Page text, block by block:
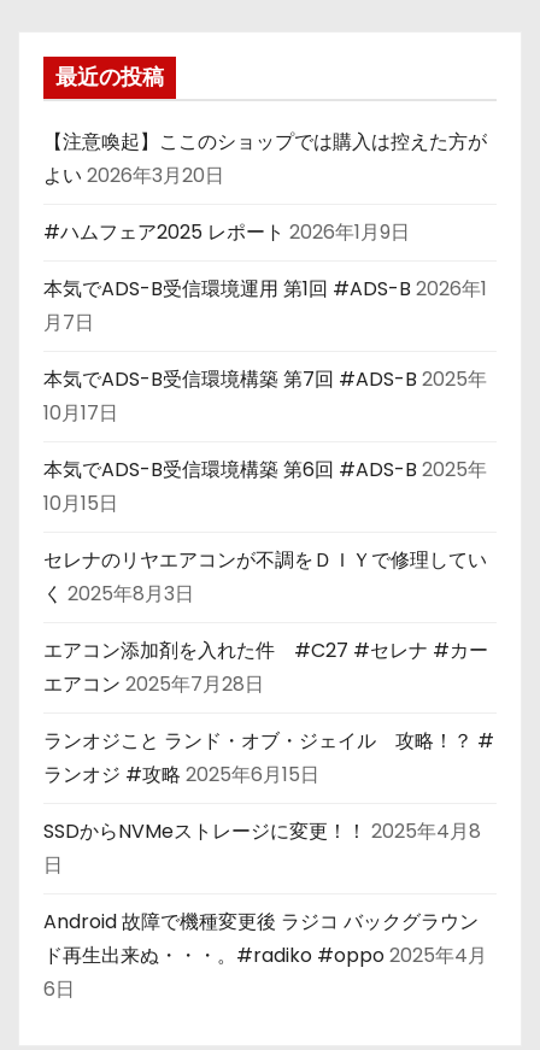
最近の投稿
【注意喚起】ここのショップでは購入は控えた方が
よい 2026年3月20日
#ハムフェア2025 レポート 2026年1月9日
本気でADS-B受信環境運用 第1回 #ADS-B 2026年1
月7日
本気でADS-B受信環境構築 第7回 #ADS-B 2025年
10月17日
本気でADS-B受信環境構築 第6回 #ADS-B 2025年
10月15日
セレナのリヤエアコンが不調をＤＩＹで修理してい
く 2025年8月3日
エアコン添加剤を入れた件 #C27 #セレナ #カー
エアコン 2025年7月28日
ランオジこと ランド・オブ・ジェイル 攻略！？ #
ランオジ #攻略 2025年6月15日
SSDからNVMeストレージに変更！！ 2025年4月8
日
Android 故障で機種変更後 ラジコ バックグラウン
ド再生出来ぬ・・・。#radiko #oppo2025年4月
6日